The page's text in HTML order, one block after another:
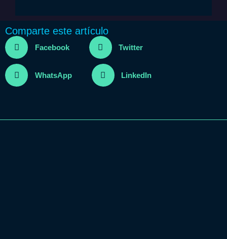
Comparte este artículo
Facebook Twitter
WhatsApp LinkedIn